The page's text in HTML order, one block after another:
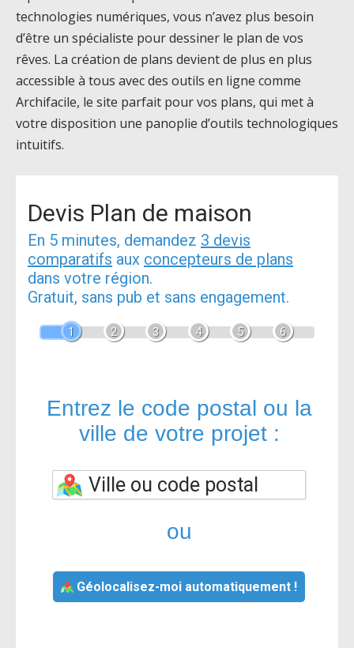
technologies numériques, vous n’avez plus besoin
d’être un spécialiste pour dessiner le plan de vos
rêves. La création de plans devient de plus en plus
accessible à tous avec des outils en ligne comme
Archifacile, le site parfait pour vos plans, qui met à
votre disposition une panoplie d’outils technologiques
intuitifs.
Devis Plan de maison
En 5 minutes, demandez 3 devis
comparatifs aux concepteurs de plans
dans votre région.
Gratuit, sans pub et sans engagement.
1 2 3 4 5 6
Entrez le code postal ou la
ville de votre projet :
ou
Géolocalisez-moi automatiquement !